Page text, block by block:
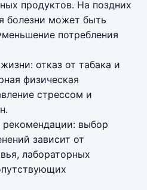
продуктов. На поздних
болезни может быть
потребления
отказ от табака и
физическая
стрессом и
выбор
зависит от
лабораторных